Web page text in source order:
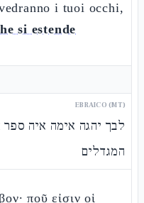
i tuoi occhi,
si estende
EBRAICO (MT)
לבך יהגה אימה איה
המגדלים
ποῦ εἰσιν οἱ